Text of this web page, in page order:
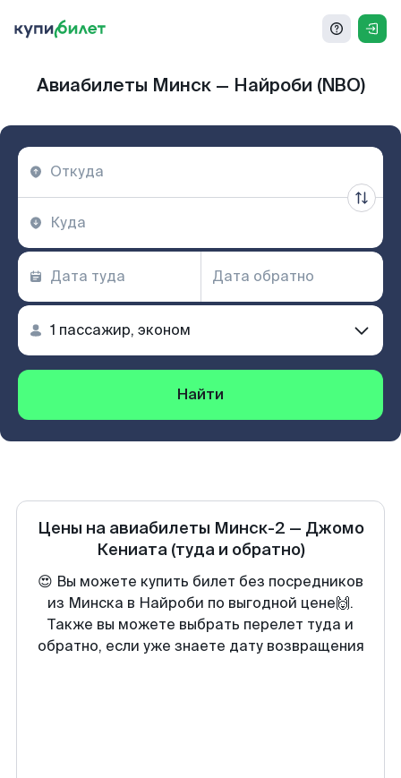
Авиабилеты Минск — Найроби (NBO)
Найти
Цены на авиабилеты Минск-2 — Джомо
Кениата (туда и обратно)
😍 Вы можете купить билет без посредников
из Минска в Найроби по выгодной цене🙌.
Также вы можете выбрать перелет туда и
обратно, если уже знаете дату возвращения